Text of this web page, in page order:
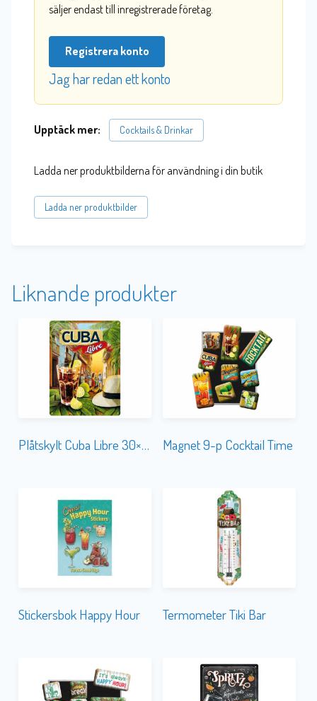
säljer endast till inregistrerade företag.
Registrera konto
Jag har redan ett konto
Upptäck mer: Cocktails & Drinkar
Ladda ner produktbilderna för användning i din butik
Ladda ner produktbilder
Liknande produkter
Plåtskylt Cuba Libre 30×40 Magnet 9-p Cocktail Time
Stickersbok Happy Hour Termometer Tiki Bar